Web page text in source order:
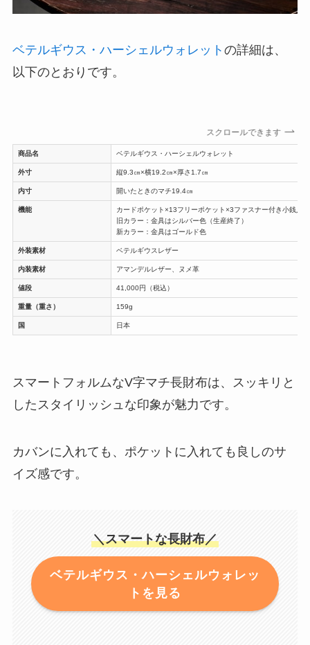
ベテルギウス・ハーシェルウォレット の詳細は、
以下のとおりです。
スクロールできます
商品名 ベテルギウス・ハーシェルウォレット
外寸 縦9.3㎝×横19.2㎝×厚さ1.7㎝
内寸 開いたときのマチ19.4㎝
機能
カードポケット×13フリーポケット×3ファスナー付き小銭入
旧カラー：金具はシルバー色（生産終了）
新カラー：金具はゴールド色
外装素材 ベテルギウスレザー
内装素材 アマンデルレザー、ヌメ革
値段 41,000円（税込）
重量（重さ） 159g
国 日本
スマートフォルムなV字マチ長財布は、スッキリと
したスタイリッシュな印象が魅力です。
カバンに入れても、ポケットに入れても良しのサ
イズ感です。
＼スマートな長財布／
ベテルギウス・ハーシェルウォレッ
トを見る